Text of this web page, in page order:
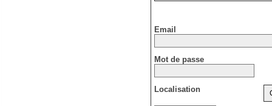
Email
Mot de passe
Localisation